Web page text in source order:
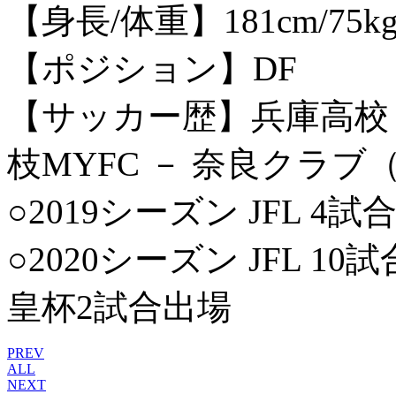
【身長/体重】181cm/
【ポジション】DF
【サッカー歴】兵庫⾼
枝MYFC － 奈良クラブ
○2019シーズン JFL 4試
○2020シーズン JFL 10
皇杯2試合出場
PREV
ALL
NEXT